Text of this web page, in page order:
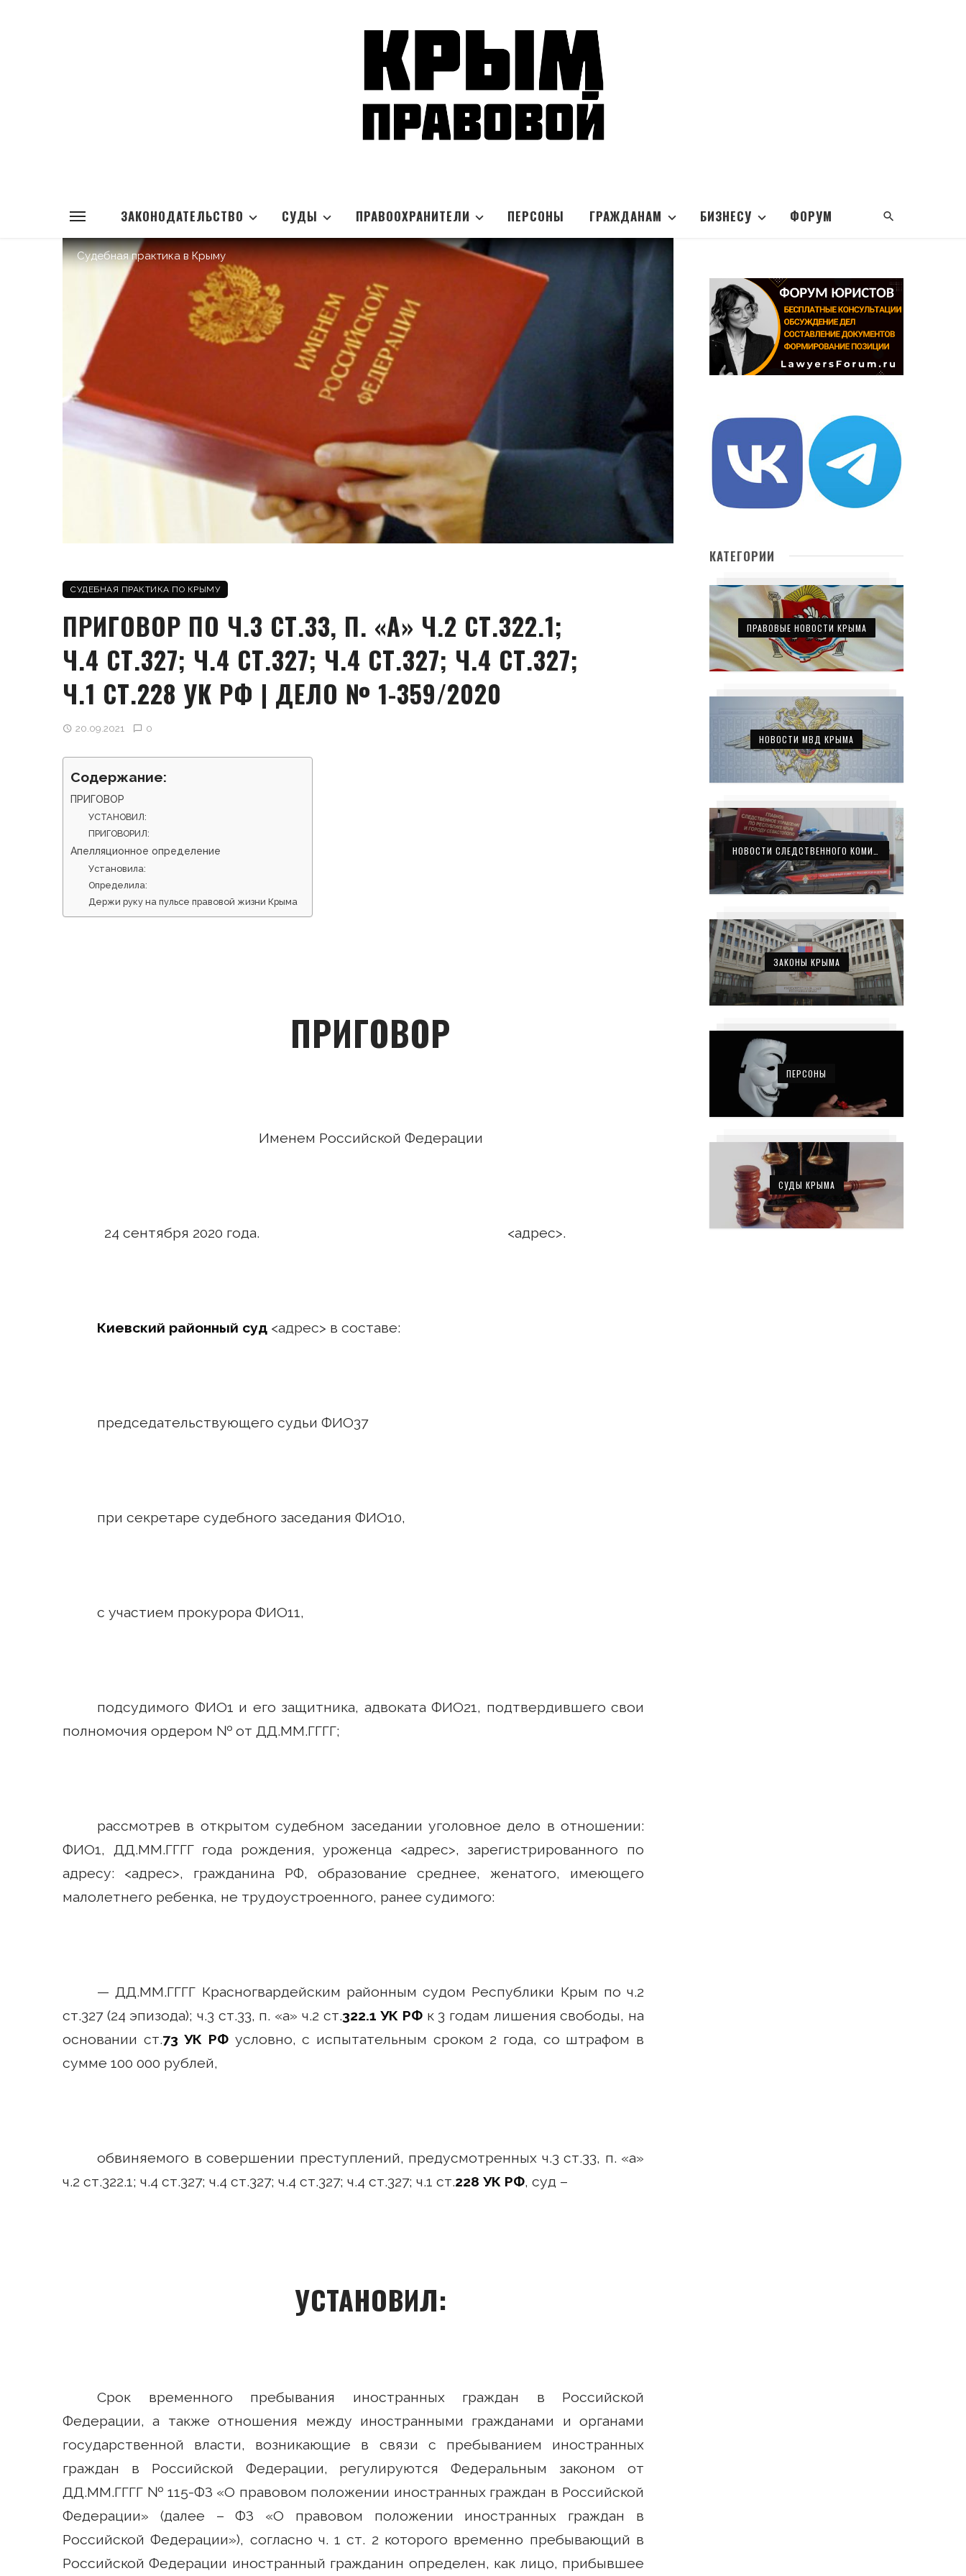
ЗАКОНОДАТЕЛЬСТВО СУДЫ ПРАВООХРАНИТЕЛИ ПЕРСОНЫ ГРАЖДАНАМ БИЗНЕСУ ФОРУМ
Судебная практика в Крыму
СУДЕБНАЯ ПРАКТИКА ПО КРЫМУ
ПРИГОВОР ПО Ч.3 СТ.33, П. «А» Ч.2 СТ.322.1;
Ч.4 СТ.327; Ч.4 СТ.327; Ч.4 СТ.327; Ч.4 СТ.327;
Ч.1 СТ.228 УК РФ | ДЕЛО № 1-359/2020
20.09.2021 0
Содержание:
ПРИГОВОР
УСТАНОВИЛ:
ПРИГОВОРИЛ:
Апелляционное определение
Установила:
Определила:
Держи руку на пульсе правовой жизни Крыма
ПРИГОВОР
Именем Российской Федерации
24 сентября 2020 года. <адрес>.
Киевский районный суд <адрес> в составе:
председательствующего судьи ФИО37
при секретаре судебного заседания ФИО10,
с участием прокурора ФИО11,
подсудимого ФИО1 и его защитника, адвоката ФИО21, подтвердившего свои
полномочия ордером № от ДД.ММ.ГГГГ;
рассмотрев в открытом судебном заседании уголовное дело в отношении:
ФИО1, ДД.ММ.ГГГГ года рождения, уроженца <адрес>, зарегистрированного по
адресу: <адрес>, гражданина РФ, образование среднее, женатого, имеющего
малолетнего ребенка, не трудоустроенного, ранее судимого:
— ДД.ММ.ГГГГ Красногвардейским районным судом Республики Крым по ч.2
ст.327 (24 эпизода); ч.3 ст.33, п. «а» ч.2 ст.322.1 УК РФк 3 годам лишения свободы, на
основании ст.73 УК РФ условно, с испытательным сроком 2 года, со штрафом в
сумме 100 000 рублей,
обвиняемого в совершении преступлений, предусмотренных ч.3 ст.33, п. «а»
ч.2 ст.322.1; ч.4 ст.327; ч.4 ст.327; ч.4 ст.327; ч.4 ст.327; ч.1 ст.228 УК РФ, суд –
УСТАНОВИЛ:
Срок временного пребывания иностранных граждан в Российской
Федерации, а также отношения между иностранными гражданами и органами
государственной власти, возникающие в связи с пребыванием иностранных
граждан в Российской Федерации, регулируются Федеральным законом от
ДД.ММ.ГГГГ № 115-ФЗ «О правовом положении иностранных граждан в Российской
Федерации» (далее – ФЗ «О правовом положении иностранных граждан в
Российской Федерации»), согласно ч. 1 ст. 2 которого временно пребывающий в
Российской Федерации иностранный гражданин определен, как лицо, прибывшее
КАТЕГОРИИ
ПРАВОВЫЕ НОВОСТИ КРЫМА
НОВОСТИ МВД КРЫМА
ЗАКОНЫ КРЫМА
ПЕРСОНЫ
СУДЫ КРЫМА